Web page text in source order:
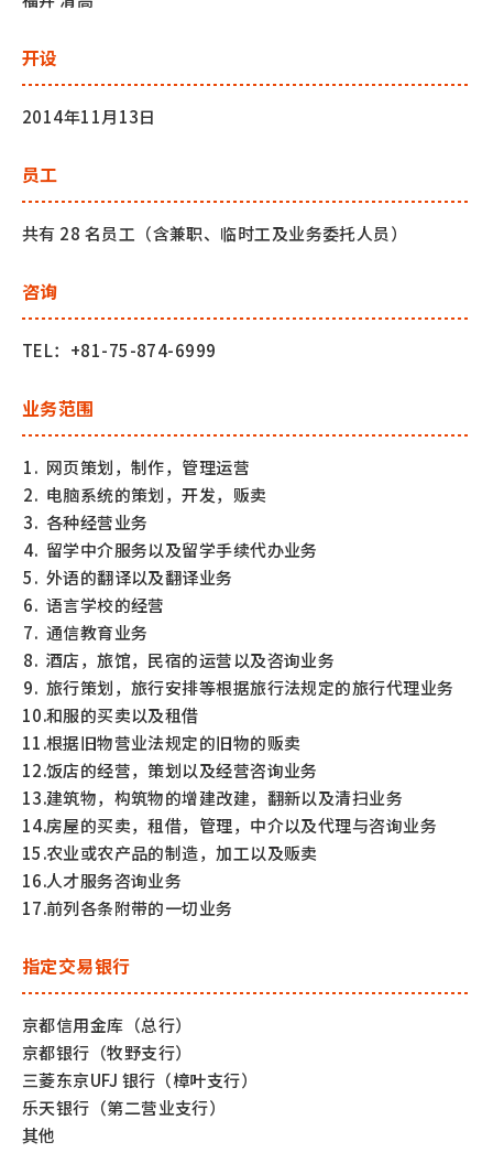
开设
2014年11月13日
员工
共有 28 名员工（含兼职、临时工及业务委托人员）
咨询
TEL： +81-75-874-6999
业务范围
网页策划，制作，管理运营
电脑系统的策划，开发，贩卖
各种经营业务
留学中介服务以及留学手续代办业务
外语的翻译以及翻译业务
语言学校的经营
通信教育业务
酒店，旅馆，民宿的运营以及咨询业务
旅行策划，旅行安排等根据旅行法规定的旅行代理业务
和服的买卖以及租借
根据旧物营业法规定的旧物的贩卖
饭店的经营，策划以及经营咨询业务
建筑物，构筑物的增建改建，翻新以及清扫业务
房屋的买卖，租借，管理，中介以及代理与咨询业务
农业或农产品的制造，加工以及贩卖
人才服务咨询业务
前列各条附带的一切业务
指定交易银行
京都信用金库（总行）
京都银行（牧野支行）
三菱东京UFJ 银行（樟叶支行）
乐天银行（第二营业支行）
其他